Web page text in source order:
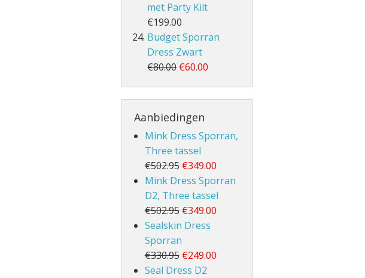
met Party Kilt
€199.00
Budget Sporran
Dress Zwart
€80.00 €60.00
Aanbiedingen
Mink Dress Sporran,
Three tassel
€502.95 €349.00
Mink Dress Sporran
D2, Three tassel
€502.95 €349.00
Sealskin Dress
Sporran
€330.95 €249.00
Seal Dress D2